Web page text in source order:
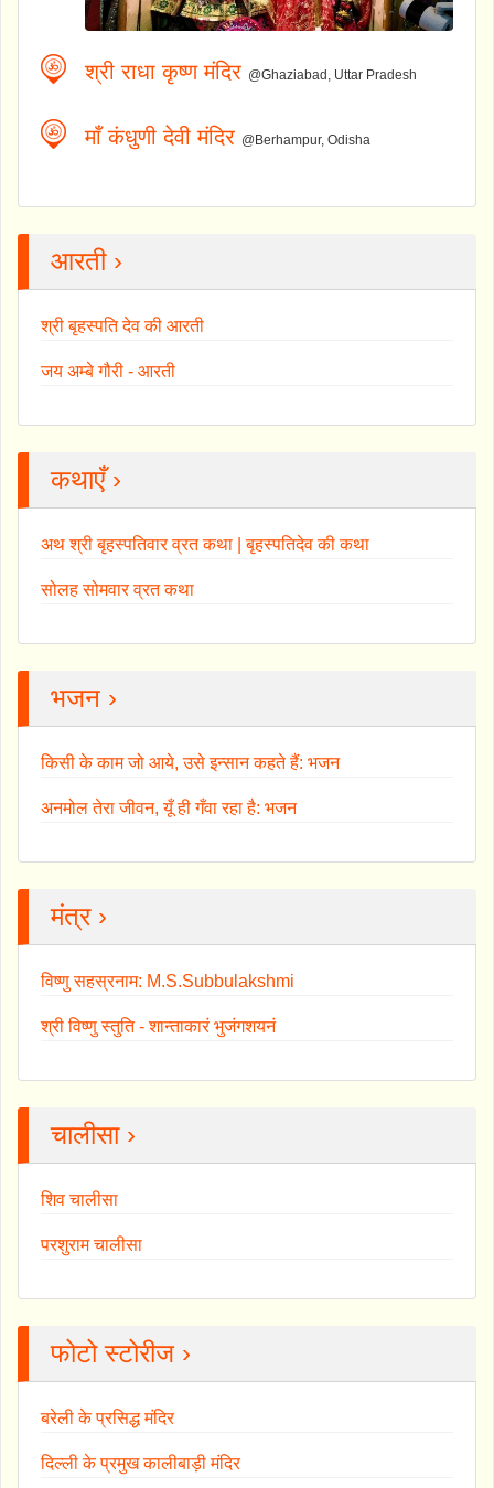
श्री राधा कृष्ण मंदिर @Ghaziabad, Uttar Pradesh
माँ कंधुणी देवी मंदिर @Berhampur, Odisha
आरती ›
श्री बृहस्पति देव की आरती
जय अम्बे गौरी - आरती
कथाएँ ›
अथ श्री बृहस्पतिवार व्रत कथा | बृहस्पतिदेव की कथा
सोलह सोमवार व्रत कथा
भजन ›
किसी के काम जो आये, उसे इन्सान कहते हैं: भजन
अनमोल तेरा जीवन, यूँ ही गँवा रहा है: भजन
मंत्र ›
विष्णु सहस्रनाम: M.S.Subbulakshmi
श्री विष्णु स्तुति - शान्ताकारं भुजंगशयनं
चालीसा ›
शिव चालीसा
परशुराम चालीसा
फोटो स्टोरीज ›
बरेली के प्रसिद्ध मंदिर
दिल्ली के प्रमुख कालीबाड़ी मंदिर